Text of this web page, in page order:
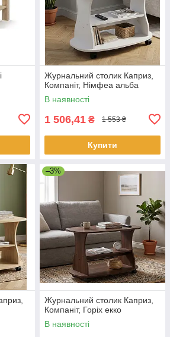
Журнальний столик Каприз,
Компаніт, Німфеа альба
В наявності
1 506,41 ₴ 1 553 ₴
Купити
–3%
Журнальний столик Каприз,
Компаніт, Горіх екко
В наявності